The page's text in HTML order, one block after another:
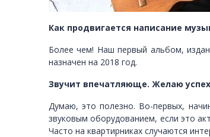
Как продвигается написание
Более чем! Наш первый альбом,
назначен на 2018 год.
Звучит впечатляюще. Желаю
Думаю, это полезно. Во-первых,
звуковым оборудованием, если это
Часто на квартирниках случаются